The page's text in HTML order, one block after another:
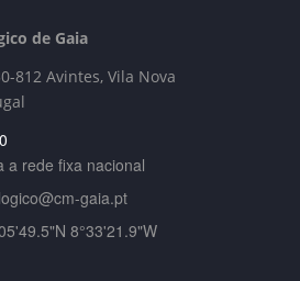
de Gaia
812 Avintes, Vila Nova
a rede fixa nacional
gaia.pt
8°33'21.9"W